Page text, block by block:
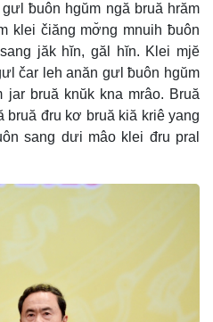
ƀuôn hgŭm ngă bruă hrăm
klei čiăng mơ̆ng mnuih ƀuôn
jăk hĭn, găl hĭn. Klei mjĕ
čar leh anăn gưl ƀuôn hgŭm
bruă knŭk kna mrâo. Bruă
bruă đru kơ bruă kiă kriê yang
sang dưi mâo klei đru pral